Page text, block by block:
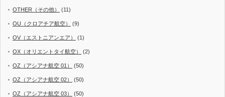
OTHER（その他） (11)
OU（クロアチア航空） (9)
OV（エストニアンエア） (1)
OX（オリエントタイ航空） (2)
OZ（アシアナ航空 01） (50)
OZ（アシアナ航空 02） (50)
OZ（アシアナ航空 03） (50)